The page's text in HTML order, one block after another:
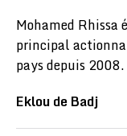
Mohamed Rhissa
principal
pays depuis 2008.
Eklou de Badj